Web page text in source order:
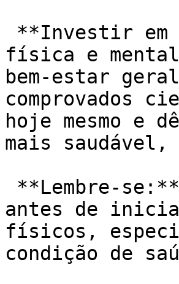
física e
bem-estar
comprovados
hoje mesmo e
mais
antes de
físicos,
condição de